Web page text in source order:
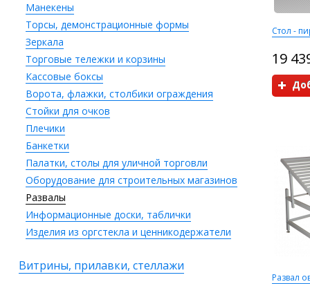
Манекены
Торсы, демонстрационные формы
Зеркала
Торговые тележки и корзины
Кассовые боксы
Ворота, флажки, столбики ограждения
Стойки для очков
Плечики
Банкетки
Палатки, столы для уличной торговли
Оборудование для строительных магазинов
Развалы
Информационные доски, таблички
Изделия из оргстекла и ценникодержатели
Витрины, прилавки, стеллажи
Стол -
19
Развал